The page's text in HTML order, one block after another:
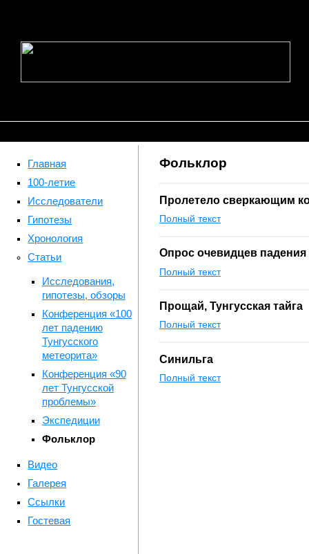
Главная
100-летие
Исследователи
Гипотезы
Хронология
Статьи
Исследования,
гипотезы, обзоры
Конференция «100
лет падению
Тунгусского
метеорита»
Конференция «90
лет Тунгусской
проблемы»
Экспедиции
Фольклор
Видео
Галерея
Ссылки
Гостевая
Фольклор
Пролетело сверкающим
Полный текст
Опрос очевидцев падения
Полный текст
Прощай, Тунгусская тайга
Полный текст
Синильга
Полный текст